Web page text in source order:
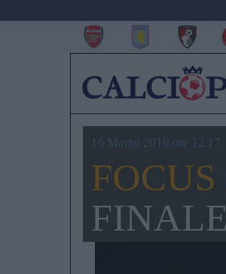
16 Marzo 2016,ore 12.17
FOCUS